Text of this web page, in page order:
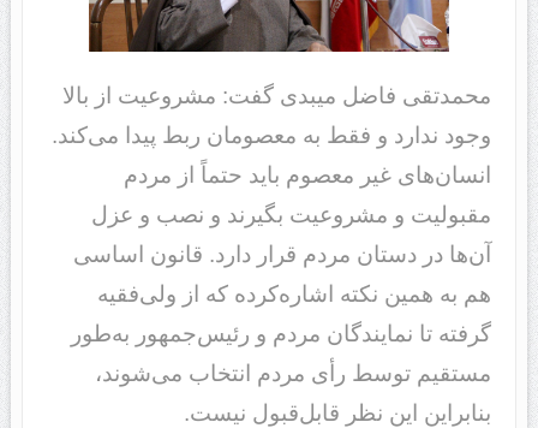
محمدتقی فاضل میبدی گفت: مشروعیت از بالا
وجود ندارد و فقط به معصومان ربط پیدا می‌کند.
انسان‌های غیر معصوم باید حتماً از مردم
مقبولیت و مشروعیت بگیرند و نصب و عزل
آن‌ها در دستان مردم قرار دارد. قانون اساسی
هم به همین نکته اشاره‌کرده که از ولی‌فقیه
گرفته تا نمایندگان مردم و رئیس‌جمهور به‌طور
مستقیم توسط رأی مردم انتخاب می‌شوند،
بنابراین این نظر قابل‌قبول نیست.